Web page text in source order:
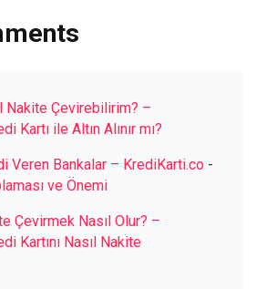
Nakite Çevirebilirim? –
Kartı ile Altın Alınır mı?
Veren Bankalar – KrediKarti.co -
ve Önemi
Çevirmek Nasıl Olur? –
Kartını Nasıl Nakite